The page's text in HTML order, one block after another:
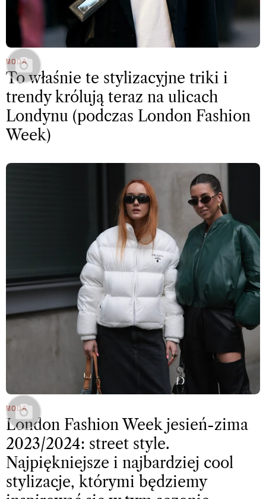
MODA
To właśnie te stylizacyjne triki i
trendy królują teraz na ulicach
Londynu (podczas London Fashion
Week)
MODA
London Fashion Week jesień-zima
2023/2024: street style.
Najpiękniejsze i najbardziej cool
stylizacje, którymi będziemy